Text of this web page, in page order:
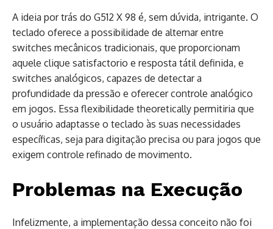
A ideia por trás do G512 X 98 é, sem dúvida, intrigante. O
teclado oferece a possibilidade de alternar entre
switches mecânicos tradicionais, que proporcionam
aquele clique satisfactorio e resposta tátil definida, e
switches analógicos, capazes de detectar a
profundidade da pressão e oferecer controle analógico
em jogos. Essa flexibilidade theoretically permitiria que
o usuário adaptasse o teclado às suas necessidades
específicas, seja para digitação precisa ou para jogos que
exigem controle refinado de movimento.
Problemas na Execução
Infelizmente, a implementação dessa conceito não foi